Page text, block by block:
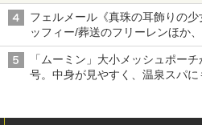
フェルメール《真珠の耳飾りの
ッフィー/葬送のフリーレンほか
「ムーミン」大小メッシュポー
号。中身が見やすく、温泉スパに